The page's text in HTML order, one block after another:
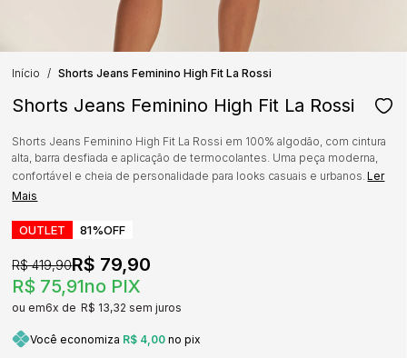
Início Shorts Jeans Feminino High Fit La Rossi
Shorts Jeans Feminino High Fit La Rossi
Shorts Jeans Feminino High Fit La Rossi em 100% algodão, com cintura
alta, barra desfiada e aplicação de termocolantes. Uma peça moderna,
confortável e cheia de personalidade para looks casuais e urbanos.Ler
Mais
OUTLET 81%OFF
R$ 75,91no PIX
R$ 419,90R$ 79,90
6x R$ 13,32sem juros
Você economiza R$ 4,00 no pix